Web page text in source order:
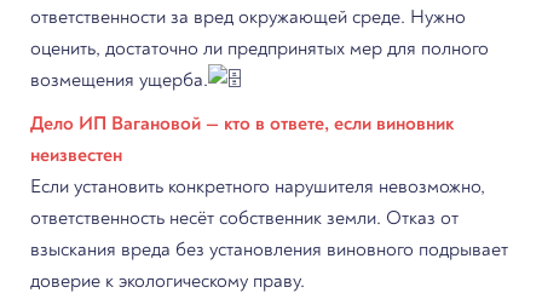
ответственности за вред окружающей среде. Нужно
оценить, достаточно ли предпринятых мер для полного
возмещения ущерба.
Дело ИП Вагановой — кто в ответе, если виновник
неизвестен
Если установить конкретного нарушителя невозможно,
ответственность несёт собственник земли. Отказ от
взыскания вреда без установления виновного подрывает
доверие к экологическому праву.